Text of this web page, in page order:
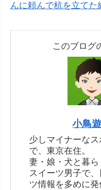
んに頼んで杭を立てた
このブログ
小鳥
少しマイナーなス
で、東京在住。
妻・娘・犬と暮ら
スイーツ男子で
ツ情報を多めに発